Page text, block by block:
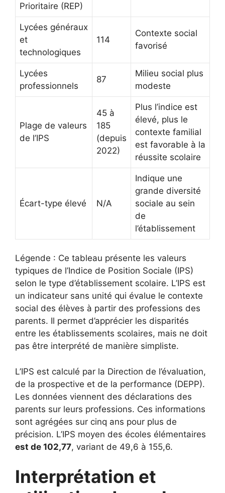
Prioritaire (REP)
Lycées généraux
et
technologiques
114
Contexte social
favorisé
Lycées
professionnels
87
Milieu social plus
modeste
Plage de valeurs
de l’IPS
45 à
185
(depuis
2022)
Plus l’indice est
élevé, plus le
contexte familial
est favorable à la
réussite scolaire
Écart-type élevé N/A
Indique une
grande diversité
sociale au sein
de
l’établissement
Légende : Ce tableau présente les valeurs
typiques de l’Indice de Position Sociale (IPS)
selon le type d’établissement scolaire. L’IPS est
un indicateur sans unité qui évalue le contexte
social des élèves à partir des professions des
parents. Il permet d’apprécier les disparités
entre les établissements scolaires, mais ne doit
pas être interprété de manière simpliste.
L’IPS est calculé par la Direction de l’évaluation,
de la prospective et de la performance (DEPP).
Les données viennent des déclarations des
parents sur leurs professions. Ces informations
sont agrégées sur cinq ans pour plus de
précision. L’IPS moyen des écoles élémentaires
est de 102,77, variant de 49,6 à 155,6.
Interprétation et